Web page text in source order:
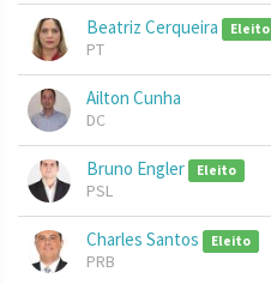
Beatriz Cerqueira Eleito
PT
Ailton Cunha
DC
Bruno Engler Eleito
PSL
Charles Santos Eleito
PRB